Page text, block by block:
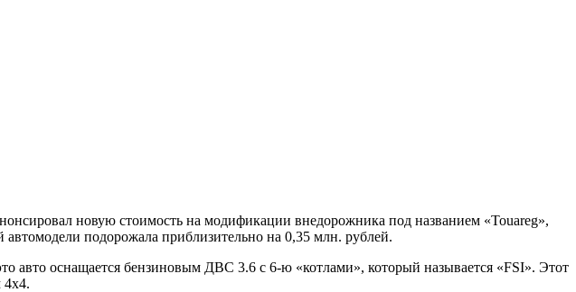
новую стоимость на модификации внедорожника под названием «Touareg»,
автомодели подорожала приблизительно на 0,35 млн. рублей.
авто оснащается бензиновым ДВС 3.6 с 6-ю «котлами», который называется «FSI». Этот
4х4.